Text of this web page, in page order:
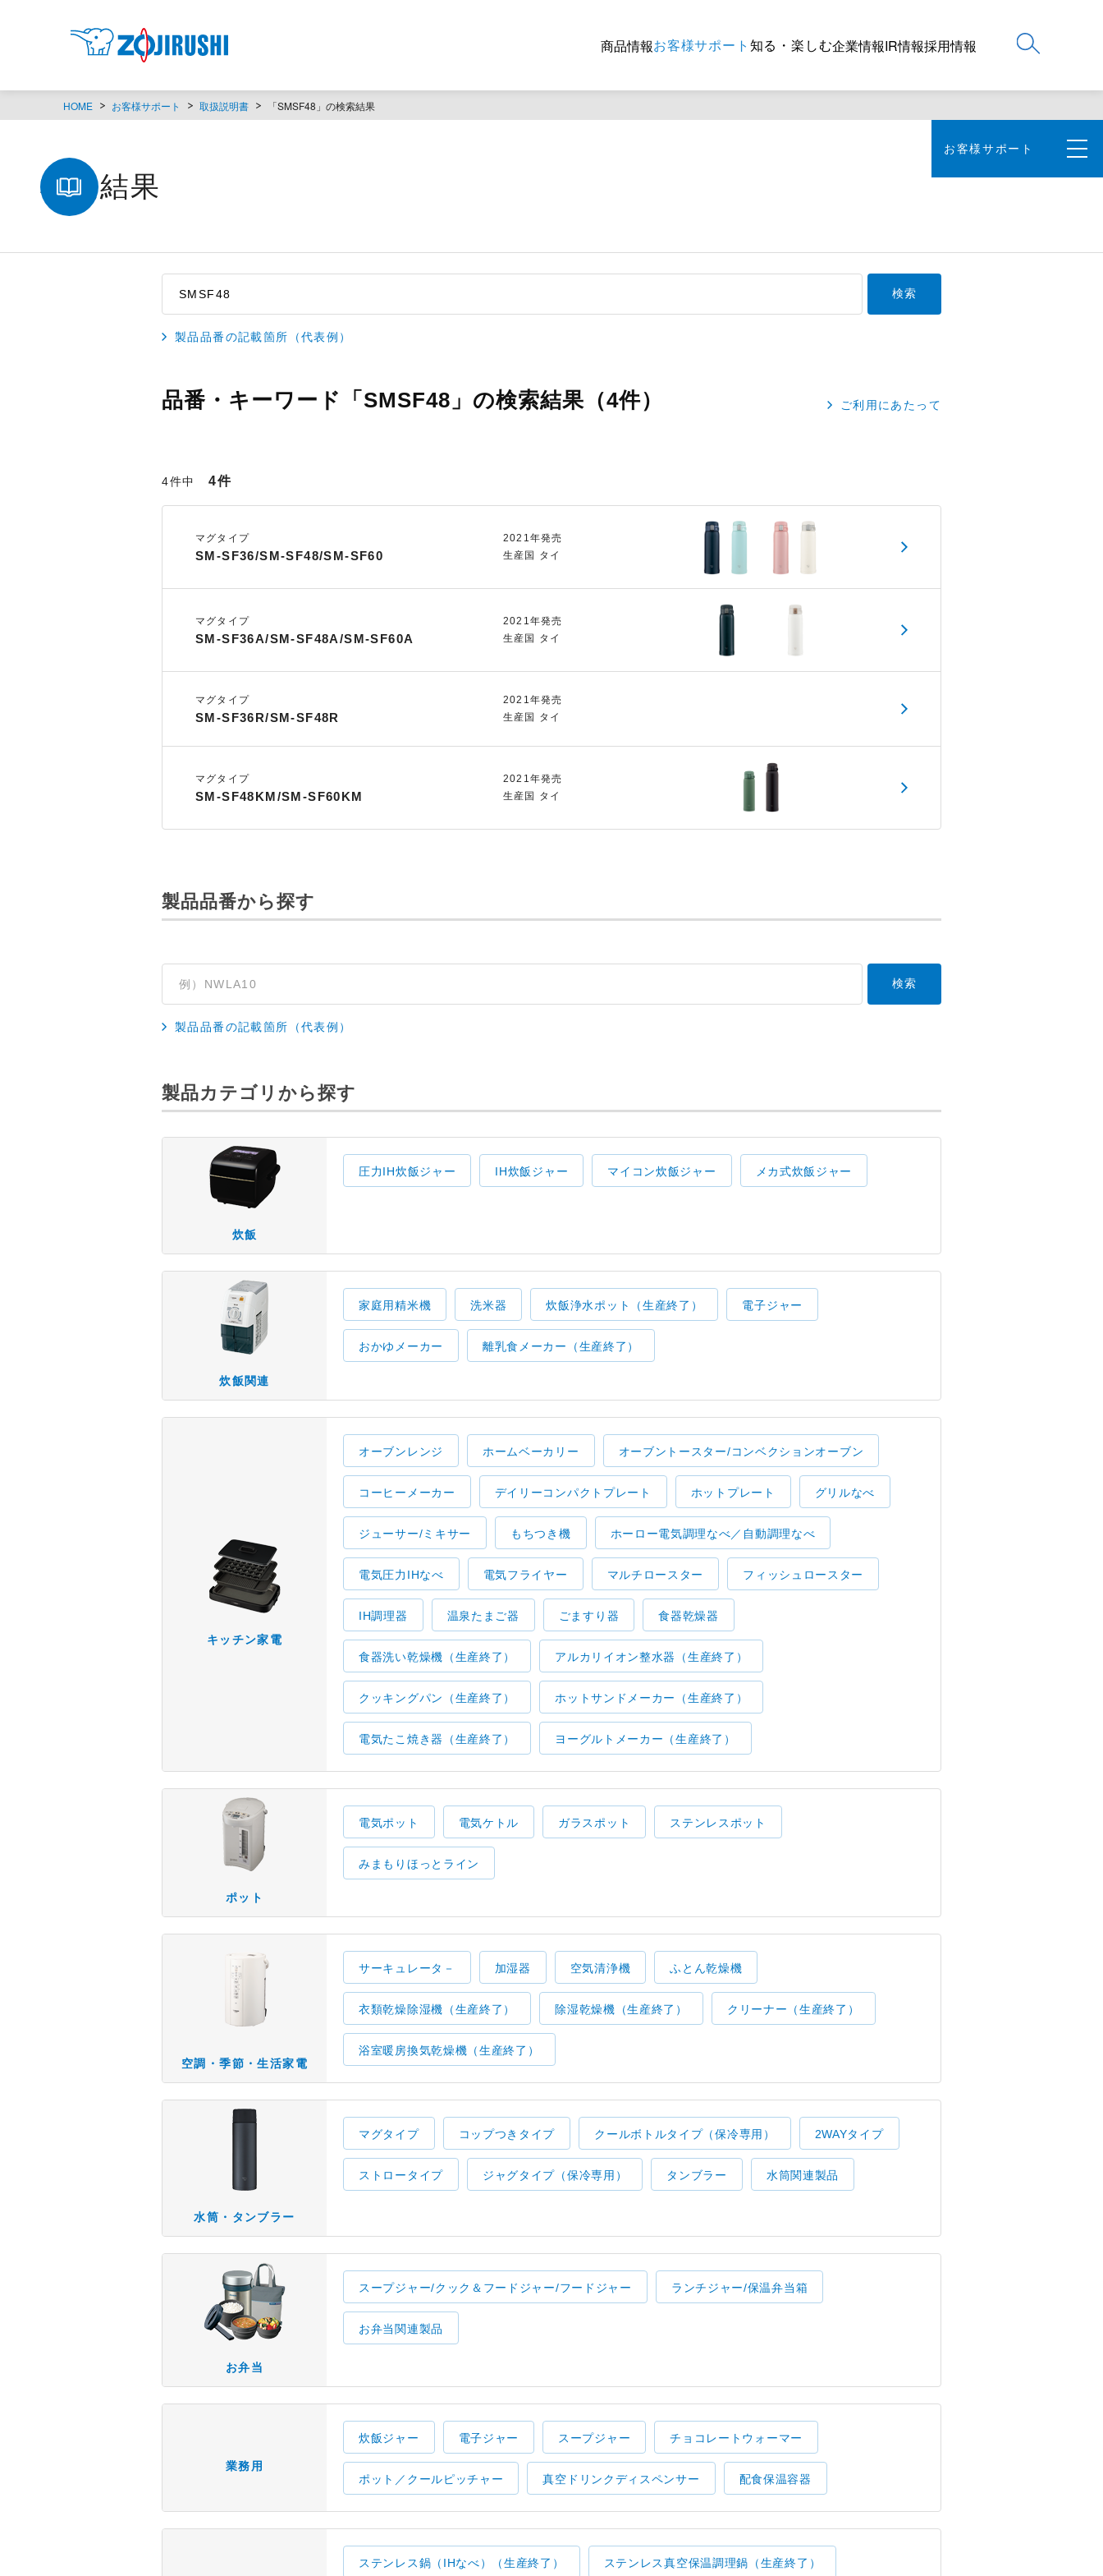
商品情報お客様サポート 知る・楽しむ企業情報IR情報採用情報
HOME お客様サポート 取扱説明書 「SMSF48」の検索結果
お客様サポート
検索結果
製品品番の記載箇所（代表例）
品番・キーワード「SMSF48」の検索結果（4件） ご利用にあたって
4件中 4件
マグタイプ
SM-SF36/SM-SF48/SM-SF60
2021年発売
生産国 タイ
マグタイプ
SM-SF36A/SM-SF48A/SM-SF60A
2021年発売
生産国 タイ
マグタイプ
SM-SF36R/SM-SF48R
2021年発売
生産国 タイ
マグタイプ
SM-SF48KM/SM-SF60KM
2021年発売
生産国 タイ
製品品番から探す
製品品番の記載箇所（代表例）
製品カテゴリから探す
炊飯
圧力IH炊飯ジャー IH炊飯ジャー マイコン炊飯ジャー メカ式炊飯ジャー
炊飯関連
家庭用精米機 洗米器 炊飯浄水ポット（生産終了） 電子ジャー
おかゆメーカー 離乳食メーカー（生産終了）
キッチン家電
オーブンレンジ ホームベーカリー オーブントースター/コンベクションオーブン
コーヒーメーカー デイリーコンパクトプレート ホットプレート グリルなべ
ジューサー/ミキサー もちつき機 ホーロー電気調理なべ／自動調理なべ
電気圧力IHなべ 電気フライヤー マルチロースター フィッシュロースター
IH調理器 温泉たまご器 ごますり器 食器乾燥器
食器洗い乾燥機（生産終了） アルカリイオン整水器（生産終了）
クッキングパン（生産終了） ホットサンドメーカー（生産終了）
電気たこ焼き器（生産終了） ヨーグルトメーカー（生産終了）
ポット
電気ポット 電気ケトル ガラスポット ステンレスポット
みまもりほっとライン
空調・季節・生活家電
サーキュレータ－ 加湿器 空気清浄機 ふとん乾燥機
衣類乾燥除湿機（生産終了） 除湿乾燥機（生産終了） クリーナー（生産終了）
浴室暖房換気乾燥機（生産終了）
水筒・タンブラー
マグタイプ コップつきタイプ クールボトルタイプ（保冷専用） 2WAYタイプ
ストロータイプ ジャグタイプ（保冷専用） タンブラー 水筒関連製品
お弁当
スープジャー/クック＆フードジャー/フードジャー ランチジャー/保温弁当箱
お弁当関連製品
業務用
炊飯ジャー 電子ジャー スープジャー チョコレートウォーマー
ポット／クールピッチャー 真空ドリンクディスペンサー 配食保温容器
ステンレス鍋（IHなべ）（生産終了） ステンレス真空保温調理鍋（生産終了）